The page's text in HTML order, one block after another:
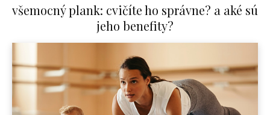
všemocný plank: cvičíte ho správne? a aké sú
jeho benefity?